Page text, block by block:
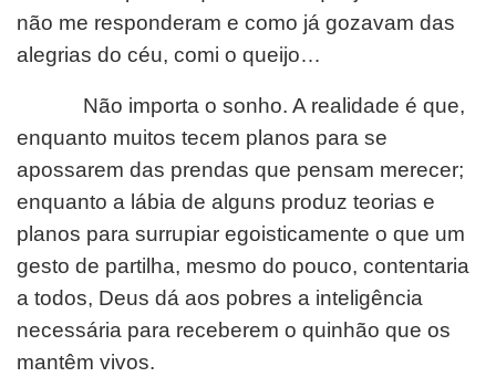
não me responderam e como já gozavam das
alegrias do céu, comi o queijo…
Não importa o sonho. A realidade é que,
enquanto muitos tecem planos para se
apossarem das prendas que pensam merecer;
enquanto a lábia de alguns produz teorias e
planos para surrupiar egoisticamente o que um
gesto de partilha, mesmo do pouco, contentaria
a todos, Deus dá aos pobres a inteligência
necessária para receberem o quinhão que os
mantêm vivos.